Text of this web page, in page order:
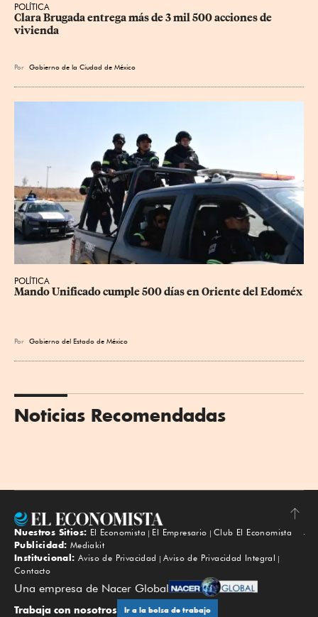
POLÍTICA
Clara Brugada entrega más de 3 mil 500 acciones de
vivienda
Por Gobierno de la Ciudad de México
POLÍTICA
Mando Unificado cumple 500 días en Oriente del Edoméx
Por Gobierno del Estado de México
Noticias Recomendadas
Subir
Nuestros Sitios: El Economista El Empresario
Club El Economista
Publicidad: Mediakit
Institucional: Aviso de Privacidad
Aviso de Privacidad Integral
Contacto
Una empresa de Nacer Global
Trabaja con nosotros Ir a la bolsa de trabajo